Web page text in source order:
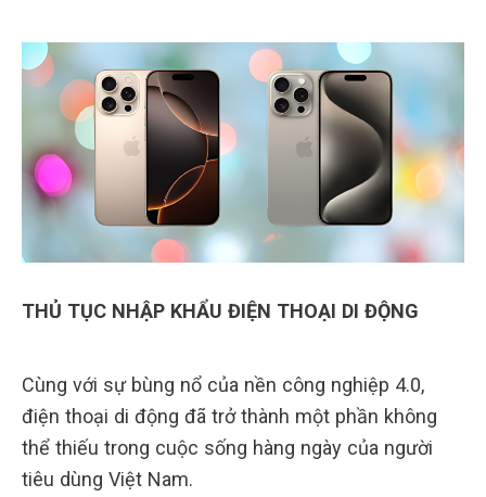
THỦ TỤC NHẬP KHẨU ĐIỆN THOẠI DI ĐỘNG
Cùng với sự bùng nổ của nền công nghiệp 4.0,
điện thoại di động đã trở thành một phần không
thể thiếu trong cuộc sống hàng ngày của người
tiêu dùng Việt Nam.